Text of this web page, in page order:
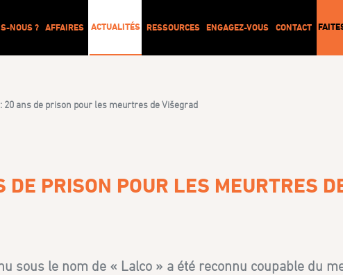
NOUS ? AFFAIRES ACTUALITÉS RESSOURCES ENGAGEZ-VOUS CONTACT
20 ans de prison pour les meurtres de Višegrad
PRISON POUR LES MEURTRES
sous le nom de « Lalco » a été reconnu coupable du